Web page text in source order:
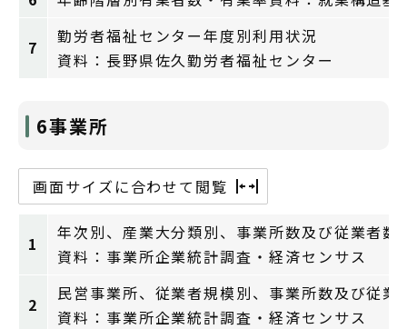
7
勤労者福祉センター年度別利用状況
資料：長野県佐久勤労者福祉センター
6事業所
画面サイズに合わせて閲覧
1
年次別、産業大分類別、事業所数及び従業者数
資料：事業所企業統計調査・経済センサス
2
民営事業所、従業者規模別、事業所数及び従業
資料：事業所企業統計調査・経済センサス